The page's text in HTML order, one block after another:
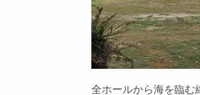
全ホールから海を臨む